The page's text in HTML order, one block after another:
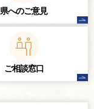
県へのご意見
ご相談窓口